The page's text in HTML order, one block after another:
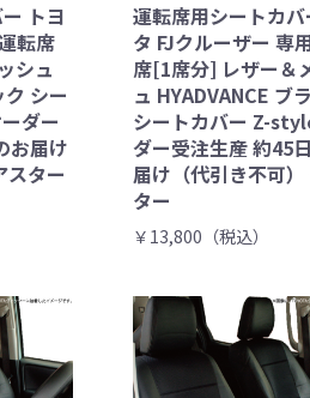
トヨ
転席
シュ
シー
ダー
お届け
スター
運転席用シートカバ
タ FJクルーザー 専
席[1席分] レザー＆
ュ HYADVANCE ブ
シートカバー Z-
ダー受注生産 約45
届け（代引き不可
ター
￥13,800（税込）